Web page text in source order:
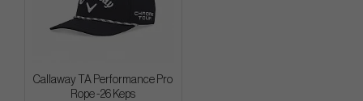
Callaway TA Performance Pro
Rope -26 Keps